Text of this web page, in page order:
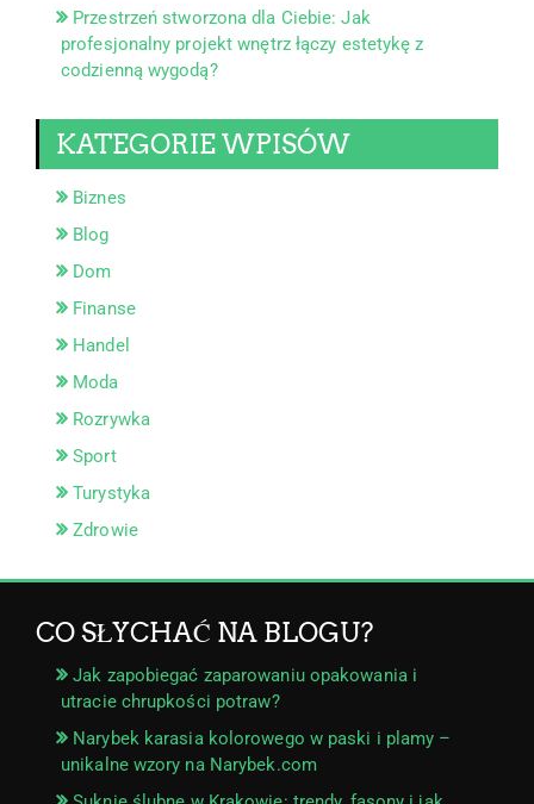
Przestrzeń stworzona dla Ciebie: Jak
profesjonalny projekt wnętrz łączy estetykę z
codzienną wygodą?
KATEGORIE WPISÓW
Biznes
Blog
Dom
Finanse
Handel
Moda
Rozrywka
Sport
Turystyka
Zdrowie
CO SŁYCHAĆ NA BLOGU?
Jak zapobiegać zaparowaniu opakowania i
utracie chrupkości potraw?
Narybek karasia kolorowego w paski i plamy –
unikalne wzory na Narybek.com